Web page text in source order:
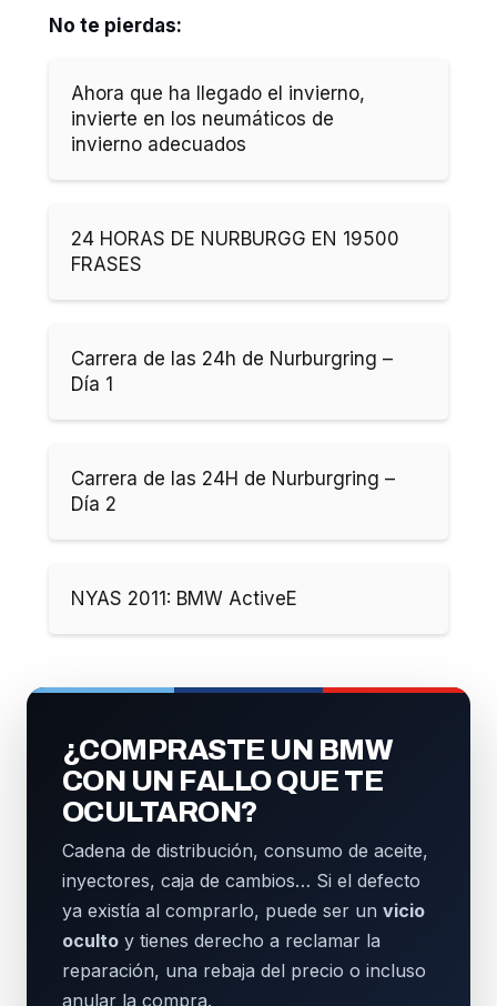
No te pierdas:
Ahora que ha llegado el invierno,
invierte en los neumáticos de
invierno adecuados
24 HORAS DE NURBURGG EN 19500
FRASES
Carrera de las 24h de Nurburgring –
Día 1
Carrera de las 24H de Nurburgring –
Día 2
NYAS 2011: BMW ActiveE
¿COMPRASTE UN BMW
CON UN FALLO QUE TE
OCULTARON?
Cadena de distribución, consumo de aceite,
inyectores, caja de cambios… Si el defecto
ya existía al comprarlo, puede ser un vicio
oculto y tienes derecho a reclamar la
reparación, una rebaja del precio o incluso
anular la compra.